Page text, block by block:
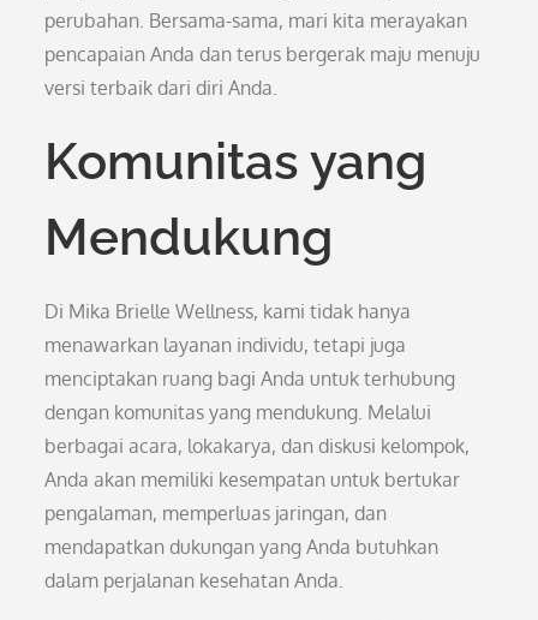
perubahan. Bersama-sama, mari kita merayakan
pencapaian Anda dan terus bergerak maju menuju
versi terbaik dari diri Anda.
Komunitas yang
Mendukung
Di Mika Brielle Wellness, kami tidak hanya
menawarkan layanan individu, tetapi juga
menciptakan ruang bagi Anda untuk terhubung
dengan komunitas yang mendukung. Melalui
berbagai acara, lokakarya, dan diskusi kelompok,
Anda akan memiliki kesempatan untuk bertukar
pengalaman, memperluas jaringan, dan
mendapatkan dukungan yang Anda butuhkan
dalam perjalanan kesehatan Anda.